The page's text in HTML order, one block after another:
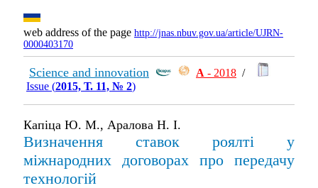
web address of the page http://jnas.nbuv.gov.ua/article/UJRN-
0000403170
Science and innovation А - 2018 /
Issue (2015, Т. 11, № 2)
Капіца Ю. М., Аралова Н. І.
Визначення ставок роялті у
міжнародних договорах про передачу
технологій